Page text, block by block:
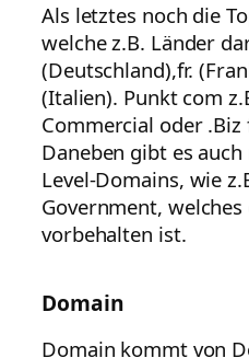
Als letztes noch die
welche z.B. Länder
(Deutschland),fr.
(Italien). Punkt com
Commercial oder .Biz
Daneben gibt es
Level-Domains, wie
Government,
vorbehalten ist.
Domain
Domain kommt von